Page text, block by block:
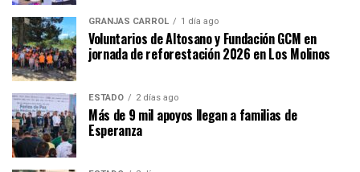
GRANJAS CARROL 1 día ago
Voluntarios de Altosano y Fundación GCM en
jornada de reforestación 2026 en Los Molinos
ESTADO 2 días ago
Más de 9 mil apoyos llegan a familias de
Esperanza